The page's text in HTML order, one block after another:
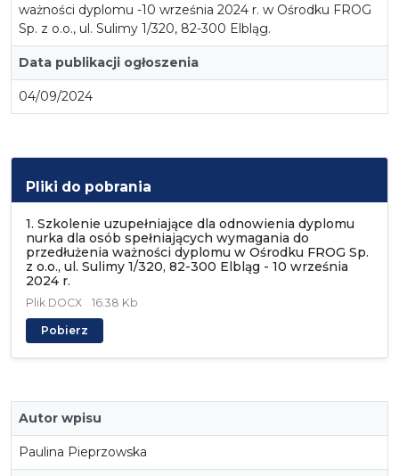
ważności dyplomu -10 września 2024 r. w Ośrodku FROG
Sp. z o.o., ul. Sulimy 1/320, 82-300 Elbląg.
Data publikacji ogłoszenia
04/09/2024
Pliki do pobrania
1. Szkolenie uzupełniające dla odnowienia dyplomu
nurka dla osób spełniających wymagania do
przedłużenia ważności dyplomu w Ośrodku FROG Sp.
z o.o., ul. Sulimy 1/320, 82-300 Elbląg - 10 września
2024 r.
Plik DOCX 16.38 Kb
Pobierz
Autor wpisu
Paulina Pieprzowska